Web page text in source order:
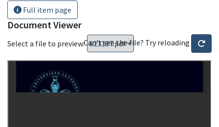
Full item page
Document Viewer
Select a file to preview:Can't see the file? Try reloading